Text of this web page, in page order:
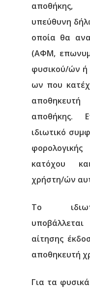
αποθήκης,
υπεύθυνη
οποία θα
(ΑΦΜ,
φυσικού/ών
ων που
αποθήκης.
ιδιωτικό
κατόχου
χρήστη/ών
Το
αίτησης
αποθηκευτή
Για τα